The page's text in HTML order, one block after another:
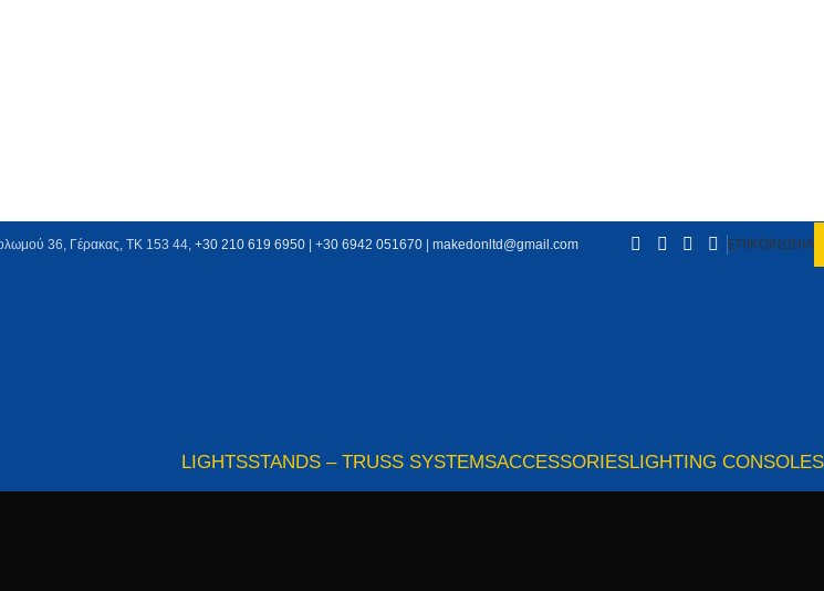
36, Γέρακας, ΤΚ 153 44, +30 210 619 6950 | +30 6942 051670 makedonltd@gmail.com ΕΠΙΚΟΙΝΩΝΙΑ
LIGHTSSTANDS – TRUSS SYSTEMSACCESSORIESLIGHTING